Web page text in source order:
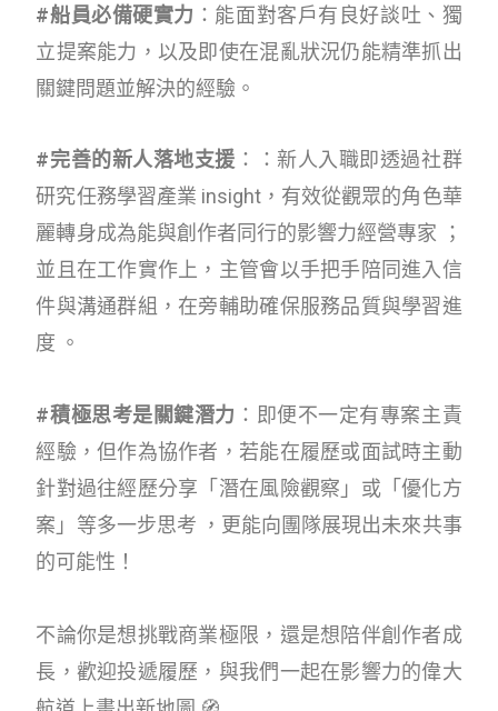
#船員必備硬實力 ：能面對客戶有良好談吐、獨
立提案能力，以及即使在混亂狀況仍能精準抓出
關鍵問題並解決的經驗。
#完善的新人落地支援 ：：新人入職即透過社群
研究任務學習產業 insight，有效從觀眾的角色華
麗轉身成為能與創作者同行的影響力經營專家 ；
並且在工作實作上，主管會以手把手陪同進入信
件與溝通群組，在旁輔助確保服務品質與學習進
度 。
#積極思考是關鍵潛力 ：即便不一定有專案主責
經驗，但作為協作者，若能在履歷或面試時主動
針對過往經歷分享「潛在風險觀察」或「優化方
案」等多一步思考 ，更能向團隊展現出未來共事
的可能性！
不論你是想挑戰商業極限，還是想陪伴創作者成
長，歡迎投遞履歷，與我們一起在影響力的偉大